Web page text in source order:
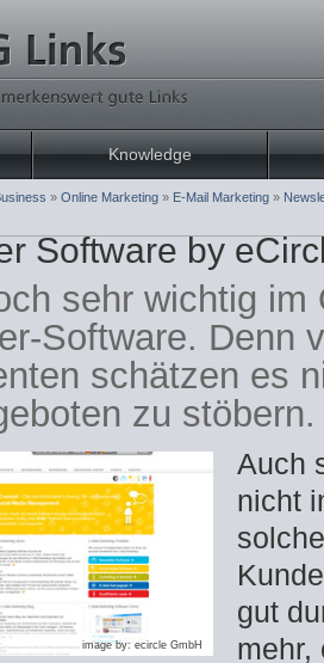
Software by
sehr wichtig
Software. Denn
schätzen es
zu stöbern.
image by: ecircle GmbH
­Auch
nicht
gut
Knowledge
» Online Marketing » E-Mail Marketing »